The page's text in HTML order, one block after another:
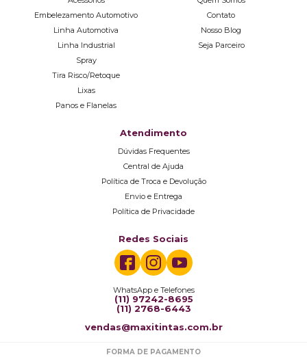
Embelezamento Automotivo
Linha Automotiva
Linha Industrial
Spray
Tira Risco/Retoque
Lixas
Panos e Flanelas
Contato
Nosso Blog
Seja Parceiro
Atendimento
Dúvidas Frequentes
Central de Ajuda
Política de Troca e Devolução
Envio e Entrega
Política de Privacidade
Redes Sociais
WhatsApp e Telefones
(11) 97242-8695
(11) 2768-6443
vendas@maxitintas.com.br
FORMA DE PAGAMENTO